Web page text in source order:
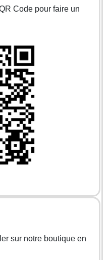
Code pour faire un
sur notre boutique en